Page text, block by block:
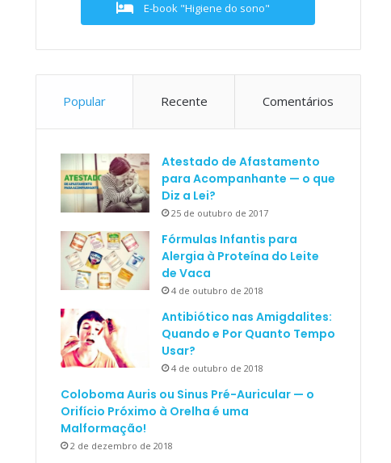
E-book "Higiene do sono"
Popular Recente Comentários
Atestado de Afastamento
para Acompanhante — o que
Diz a Lei?
25 de outubro de 2017
Fórmulas Infantis para
Alergia à Proteína do Leite
de Vaca
4 de outubro de 2018
Antibiótico nas Amigdalites:
Quando e Por Quanto Tempo
Usar?
4 de outubro de 2018
Coloboma Auris ou Sinus Pré-Auricular — o
Orifício Próximo à Orelha é uma
Malformação!
2 de dezembro de 2018